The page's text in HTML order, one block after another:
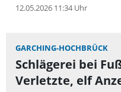
12.05.2026 11:34 Uhr
GARCHING-HOCHBRÜCK
Schlägerei bei
Verletzte, elf